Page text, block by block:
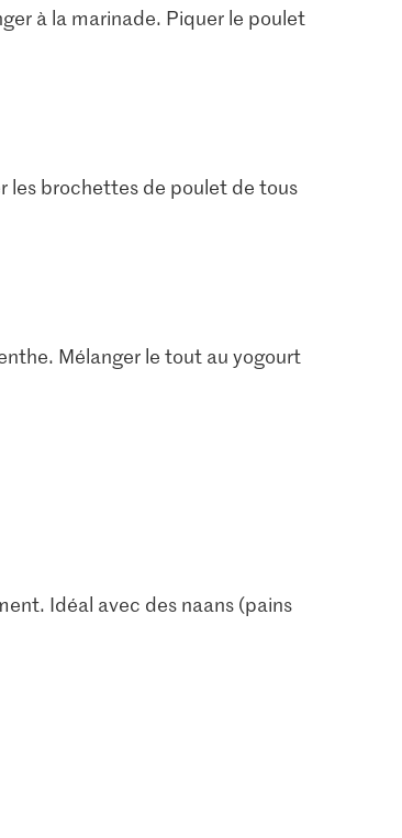
à la marinade. Piquer le poulet
les brochettes de poulet de tous
Mélanger le tout au yogourt
Idéal avec des naans (pains